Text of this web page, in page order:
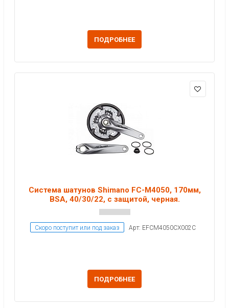
ПОДРОБНЕЕ
Система шатунов Shimano FC-M4050, 170мм,
BSA, 40/30/22, с защитой, черная.
Скоро поступит или под заказ Арт: EFCM4050CX002C
ПОДРОБНЕЕ